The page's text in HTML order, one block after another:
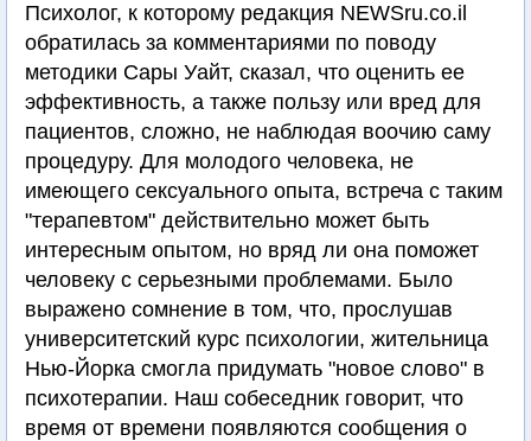
Психолог, к которому редакция NEWSru.co.il
обратилась за комментариями по поводу
методики Сары Уайт, сказал, что оценить ее
эффективность, а также пользу или вред для
пациентов, сложно, не наблюдая воочию саму
процедуру. Для молодого человека, не
имеющего сексуального опыта, встреча с таким
"терапевтом" действительно может быть
интересным опытом, но вряд ли она поможет
человеку с серьезными проблемами. Было
выражено сомнение в том, что, прослушав
университетский курс психологии, жительница
Нью-Йорка смогла придумать "новое слово" в
психотерапии. Наш собеседник говорит, что
время от времени появляются сообщения о